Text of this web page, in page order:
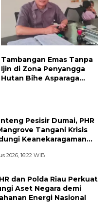
Tambangan Emas Tanpa
Ijin di Zona Penyangga
Hutan Bihe Asparaga
Pesisir Dumai, PHR
Tangani Krisis
Keanekaragaman
2026, 16:22 WIB
dan Polda Riau Perkuat
Aset Negara demi
Energi Nasional